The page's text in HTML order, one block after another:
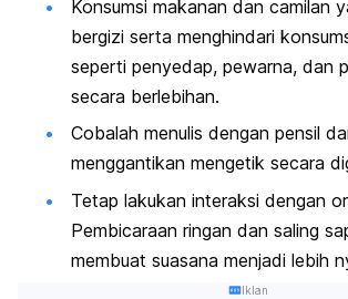
Konsumsi makanan dan camilan
bergizi serta menghindari
seperti penyedap, pewarna, dan
secara berlebihan.
Cobalah menulis dengan pensil
menggantikan mengetik secara
Tetap lakukan interaksi dengan
Pembicaraan ringan dan saling
membuat suasana menjadi lebih
Iklan